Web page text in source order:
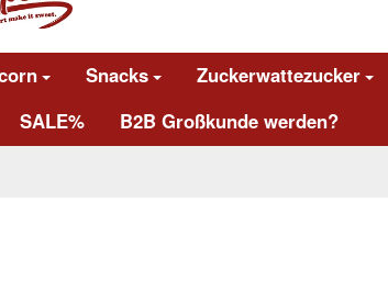
Snacks Zuckerwattezucker
SALE% B2B Großkunde werden?